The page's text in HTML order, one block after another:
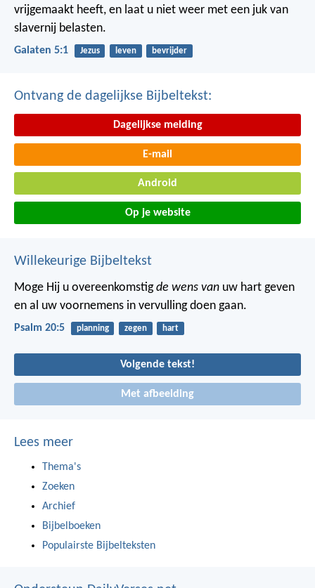
vrijgemaakt heeft, en laat u niet weer met een juk van
slavernij belasten.
Galaten 5:1 Jezus leven bevrijder
Ontvang de dagelijkse Bijbeltekst:
Dagelijkse melding
E-mail
Android
Op je website
Willekeurige Bijbeltekst
Moge Hij u overeenkomstigde wens van uw hart geven
en al uw voornemens in vervulling doen gaan.
Psalm 20:5 planning zegen hart
Volgende tekst!
Met afbeelding
Lees meer
Thema's
Zoeken
Archief
Bijbelboeken
Populairste Bijbelteksten